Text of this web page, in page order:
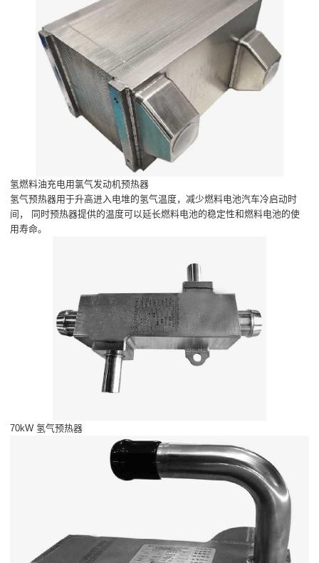
氢燃料油充电用氯气发动机预热器
氢气预热器用于升高进入电堆的氢气温度，减少燃料电池汽车冷启动时
间， 同时预热器提供的温度可以延长燃料电池的稳定性和燃料电池的使
用寿命。
70kW 氢气预热器